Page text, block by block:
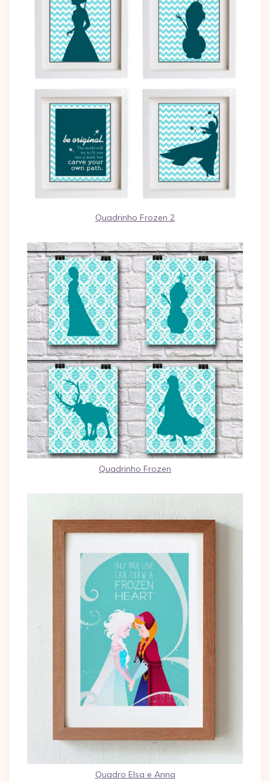
Quadrinho Frozen 2
Quadrinho Frozen
Quadro Elsa e Anna